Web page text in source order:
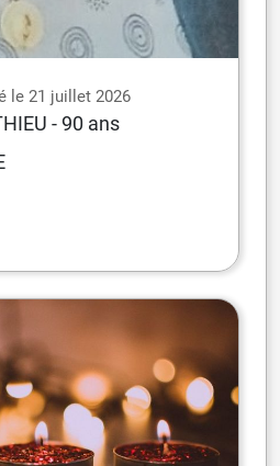
le 21 juillet 2026
- 90 ans